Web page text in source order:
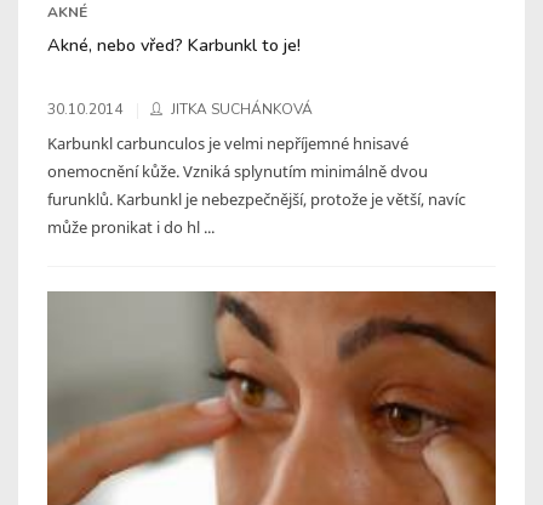
AKNÉ
Akné, nebo vřed? Karbunkl to je!
30.10.2014 JITKA SUCHÁNKOVÁ
Karbunkl carbunculos je velmi nepříjemné hnisavé
onemocnění kůže. Vzniká splynutím minimálně dvou
furunklů. Karbunkl je nebezpečnější, protože je větší, navíc
může pronikat i do hl ...